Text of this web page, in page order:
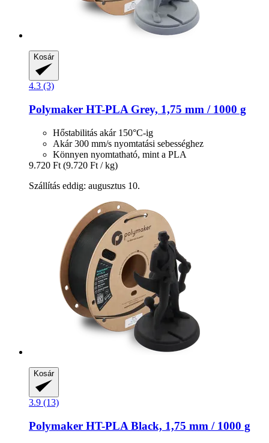
Kosár
4.3 (3)
Polymaker HT-​PLA Grey, 1,75 mm / 1000 g
Hőstabilitás akár 150°C-ig
Akár 300 mm/s nyomtatási sebességhez
Könnyen nyomtatható, mint a PLA
9.720 Ft (9.720 Ft / kg)
Szállítás eddig: augusztus 10.
Kosár
3.9 (13)
Polymaker HT-​PLA Black, 1,75 mm / 1000 g